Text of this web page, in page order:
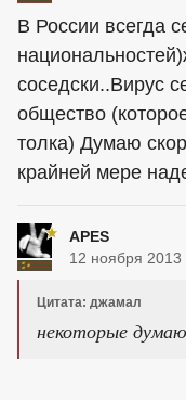
В России всегда
соседски..Вирус
общество
толка) Думаю
крайней мере
APES
12 ноября 2013
Цитата: джамал
некоторые